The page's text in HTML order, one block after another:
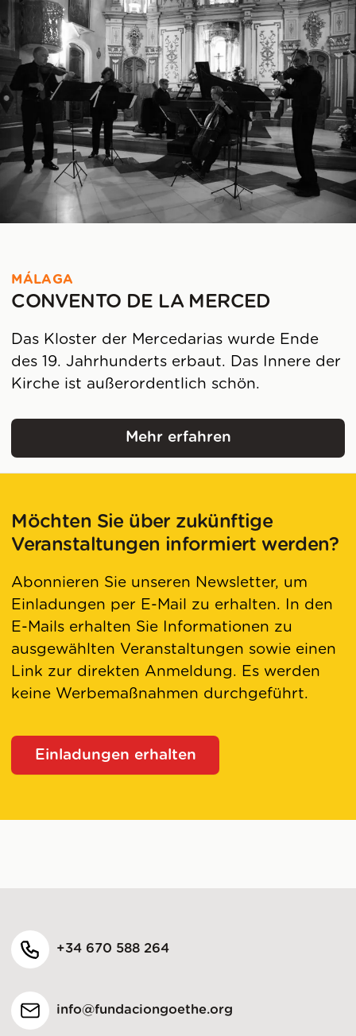
MÁLAGA
CONVENTO DE LA MERCED
Das Kloster der Mercedarias wurde Ende
des 19. Jahrhunderts erbaut. Das Innere der
Kirche ist außerordentlich schön.
Mehr erfahren
Möchten Sie über zukünftige
Veranstaltungen informiert werden?
Abonnieren Sie unseren Newsletter, um
Einladungen per E-Mail zu erhalten. In den
E-Mails erhalten Sie Informationen zu
ausgewählten Veranstaltungen sowie einen
Link zur direkten Anmeldung. Es werden
keine Werbemaßnahmen durchgeführt.
Einladungen erhalten
+34 670 588 264
info@fundaciongoethe.org